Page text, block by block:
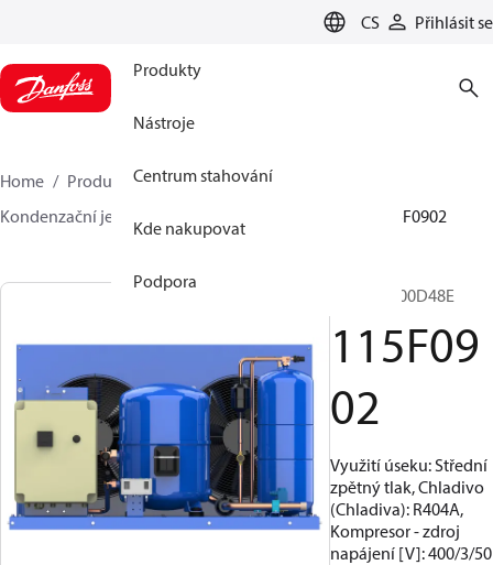
CS Přihlásit se
Produkty
Nástroje
Centrum stahování
Kde nakupovat
Podpora
Home Produkty
Climate Solutions pro chlazení
Kondenzační jednotky
115F0902
OP-HGZ100D48E
115F09
02
Využití úseku: Střední
zpětný tlak, Chladivo
(Chladiva): R404A,
Kompresor - zdroj
napájení [V]: 400/3/50